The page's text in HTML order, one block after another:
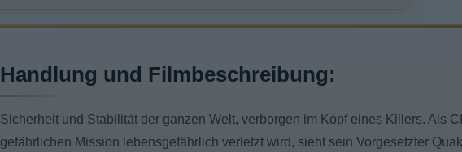
Handlung und Filmbeschreibung:
Sicherheit und Stabilität der ganzen Welt, verborgen im Kopf eines Killers. Als
gefährlichen Mission lebensgefährlich verletzt wird, sieht sein Vorgesetzter